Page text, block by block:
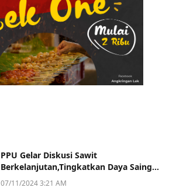
PPU Gelar Diskusi Sawit
Berkelanjutan,Tingkatkan Daya Saing
dan Kualitas
07/11/2024 3:21 AM